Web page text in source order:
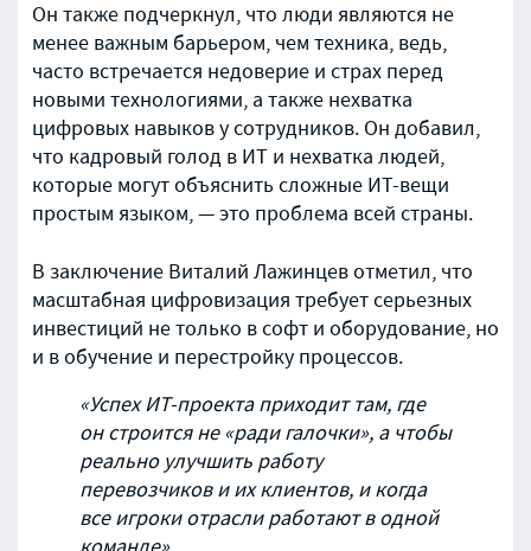
Он также подчеркнул, что люди являются не
менее важным барьером, чем техника, ведь,
часто встречается недоверие и страх перед
новыми технологиями, а также нехватка
цифровых навыков у сотрудников. Он добавил,
что кадровый голод в ИТ и нехватка людей,
которые могут объяснить сложные ИТ-вещи
простым языком, — это проблема всей страны.
В заключение Виталий Лажинцев отметил, что
масштабная цифровизация требует серьезных
инвестиций не только в софт и оборудование, но
и в обучение и перестройку процессов.
«Успех ИТ-проекта приходит там, где
он строится не «ради галочки», а чтобы
реально улучшить работу
перевозчиков и их клиентов, и когда
все игроки отрасли работают в одной